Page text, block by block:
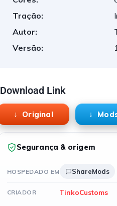
Tração:
Autor:
Versão:
Download Link
Original
Segurança & origem
HOSPEDADO EM ShareMods
CRIADOR TinkoCustoms